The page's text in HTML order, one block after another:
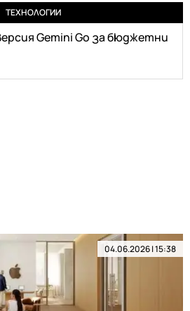
ТЕХНОЛОГИИ
Gemini Go за бюджетни
04.06.2026 | 15:38